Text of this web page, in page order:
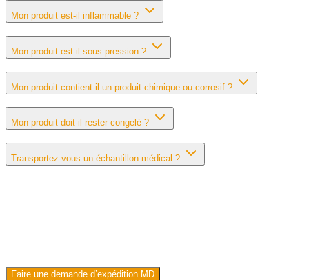
Mon produit est‑il inflammable ?
Mon produit est‑il sous pression ?
Mon produit contient‑il un produit chimique ou corrosif ?
Mon produit doit‑il rester congelé ?
Transportez‑vous un échantillon médical ?
Faire une demande d’expédition MD